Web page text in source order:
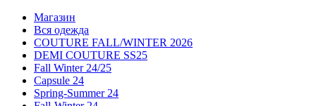
Магазин
Вся одежда
COUTURE FALL/WINTER 2026
DEMI COUTURE SS25
Fall Winter 24/25
Capsule 24
Spring-Summer 24